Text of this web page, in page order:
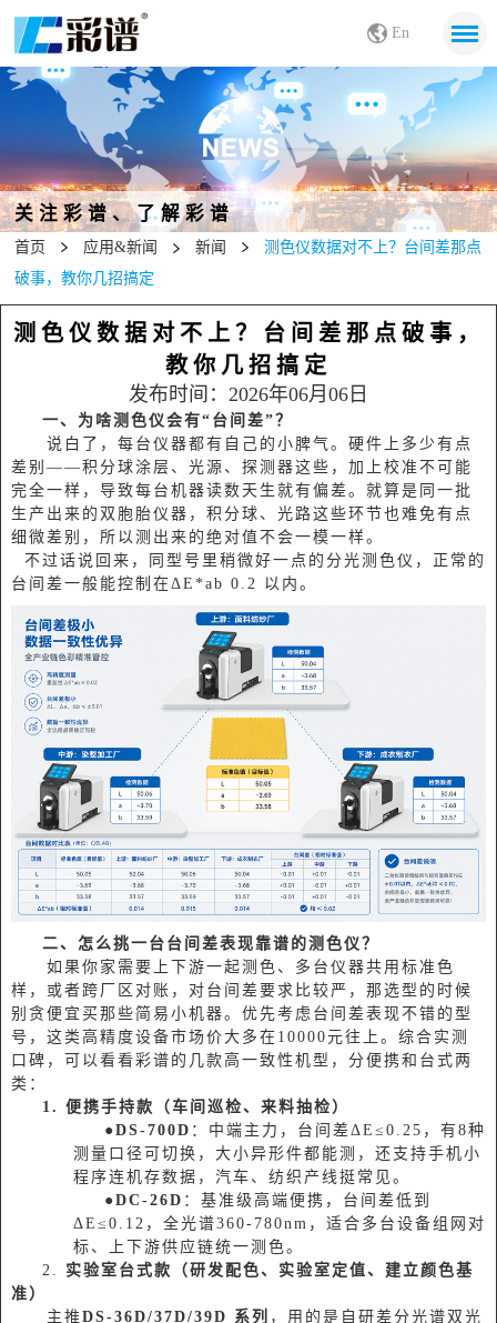
En
关注彩谱、了解彩谱
首页 应用&新闻 新闻
测色仪数据对不上？台间差那点
破事，教你几招搞定
测色仪数据对不上？台间差那点破事，
教你几招搞定
发布时间：2026年06月06日
一、为啥测色仪会有“台间差”？
说白了，每台仪器都有自己的小脾气。硬件上多少有点
差别——积分球涂层、光源、探测器这些，加上校准不可能
完全一样，导致每台机器读数天生就有偏差。就算是同一批
生产出来的双胞胎仪器，积分球、光路这些环节也难免有点
细微差别，所以测出来的绝对值不会一模一样。
不过话说回来，同型号里稍微好一点的分光测色仪，正常的
台间差一般能控制在ΔE*ab 0.2 以内。
二、怎么挑一台台间差表现靠谱的测色仪？
如果你家需要上下游一起测色、多台仪器共用标准色
样，或者跨厂区对账，对台间差要求比较严，那选型的时候
别贪便宜买那些简易小机器。优先考虑台间差表现不错的型
号，这类高精度设备市场价大多在10000元往上。综合实测
口碑，可以看看彩谱的几款高一致性机型，分便携和台式两
类：
1. 便携手持款（车间巡检、来料抽检）
●DS-700D ：中端主力，台间差ΔE≤0.25，有8种
测量口径可切换，大小异形件都能测，还支持手机小
程序连机存数据，汽车、纺织产线挺常见。
●DC-26D ：基准级高端便携，台间差低到
ΔE≤0.12，全光谱360-780nm，适合多台设备组网对
标、上下游供应链统一测色。
2. 实验室台式款（研发配色、实验室定值、建立颜色基
准）
主推 DS-36D/37D/39D 系列 ，用的是自研差分光谱双光